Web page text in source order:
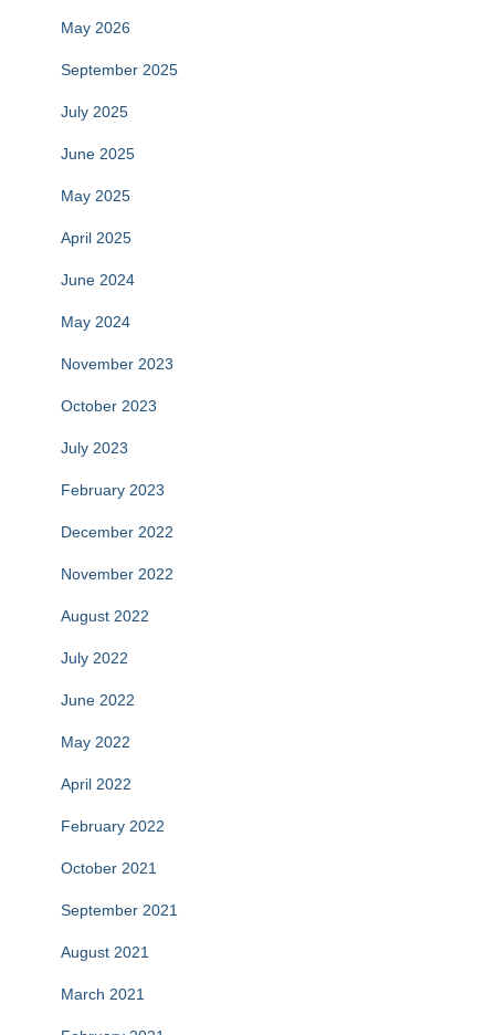
May 2026
September 2025
July 2025
June 2025
May 2025
April 2025
June 2024
May 2024
November 2023
October 2023
July 2023
February 2023
December 2022
November 2022
August 2022
July 2022
June 2022
May 2022
April 2022
February 2022
October 2021
September 2021
August 2021
March 2021